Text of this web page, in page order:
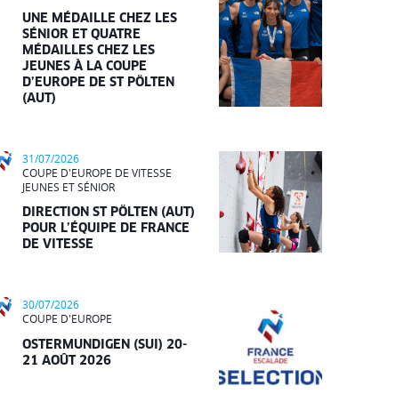
UNE MÉDAILLE CHEZ LES
SÉNIOR ET QUATRE
MÉDAILLES CHEZ LES
JEUNES À LA COUPE
D’EUROPE DE ST PÖLTEN
(AUT)
31/07/2026
COUPE D'EUROPE DE VITESSE
JEUNES ET SÉNIOR
DIRECTION ST PÖLTEN (AUT)
POUR L’ÉQUIPE DE FRANCE
DE VITESSE
30/07/2026
COUPE D'EUROPE
OSTERMUNDIGEN (SUI) 20-
21 AOÛT 2026